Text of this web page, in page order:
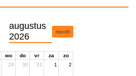
augustus
2026
month
wo do vr za
zo
29 30 31 1 2